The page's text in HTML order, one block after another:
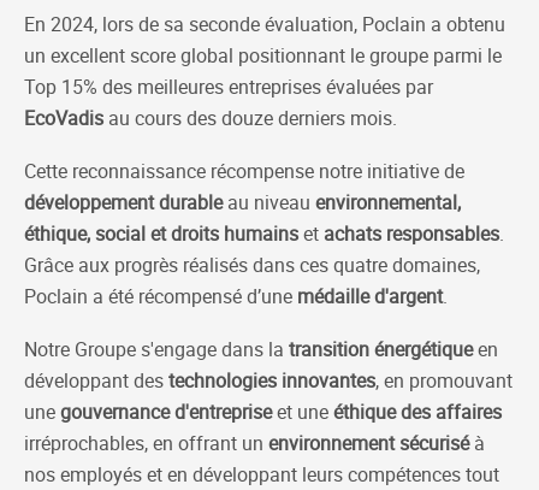
En 2024, lors de sa seconde évaluation, Poclain a obtenu
un excellent score global positionnant le groupe parmi le
Top 15% des meilleures entreprises évaluées par
EcoVadis au cours des douze derniers mois.
Cette reconnaissance récompense notre initiative de
développement durableau niveau environnemental,
éthique, social et droits humainset achats responsables.
Grâce aux progrès réalisés dans ces quatre domaines,
Poclain a été récompensé d’une médaille d'argent.
Notre Groupe s'engage dans la transition énergétiqueen
développant destechnologies innovantes, en promouvant
unegouvernance d'entrepriseet uneéthique des affaires
irréprochables, en offrant un environnement sécuriséà
nos employés et en développant leurs compétences tout